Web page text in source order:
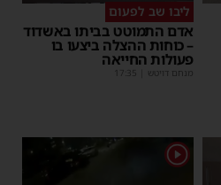
ליבו שב לפעום
אדם התמוטט בביתו באשדוד
– כוחות ההצלה ביצעו בו
פעולות החייאה
מנחם דויטש 17:35
1